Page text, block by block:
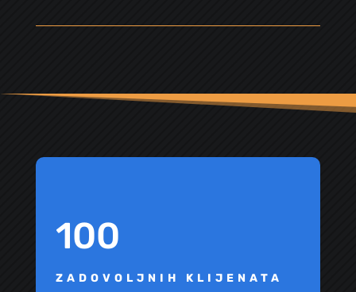
100
ZADOVOLJNIH KLIJENATA